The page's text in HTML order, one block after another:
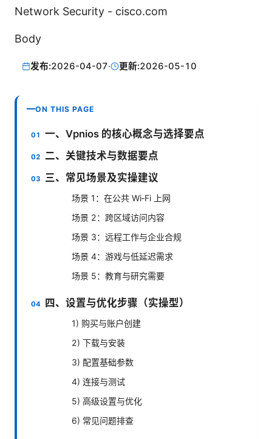
Network Security - cisco.com
Body
发布:2026-04-07· 更新:2026-05-10
ON THIS PAGE
一、Vpnios 的核心概念与选择要点
二、关键技术与数据要点
三、常见场景及实操建议
场景 1：在公共 Wi‑Fi 上网
场景 2：跨区域访问内容
场景 3：远程工作与企业合规
场景 4：游戏与低延迟需求
场景 5：教育与研究需要
四、设置与优化步骤（实操型）
1) 购买与账户创建
2) 下载与安装
3) 配置基础参数
4) 连接与测试
5) 高级设置与优化
6) 常见问题排查